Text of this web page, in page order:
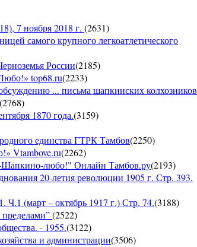
7 ноября 2018 г. (2631)
самого крупного легкоатлетического
России(2185)
top68.ru(2233)
... письма шапкинских колхозников
(2768)
1870 года.(3159)
единства ГТРК Тамбов(2250)
Vtambove.ru(2262)
Шапкино-любо!" Онлайн Тамбов.ру(2193)
20-летия революции 1905 г. Стр. 393.
Ч.1 (март – октябрь 1917 г.) Стр. 74.(3188)
(2522)
- 1955.(3122)
и администрации(3506)